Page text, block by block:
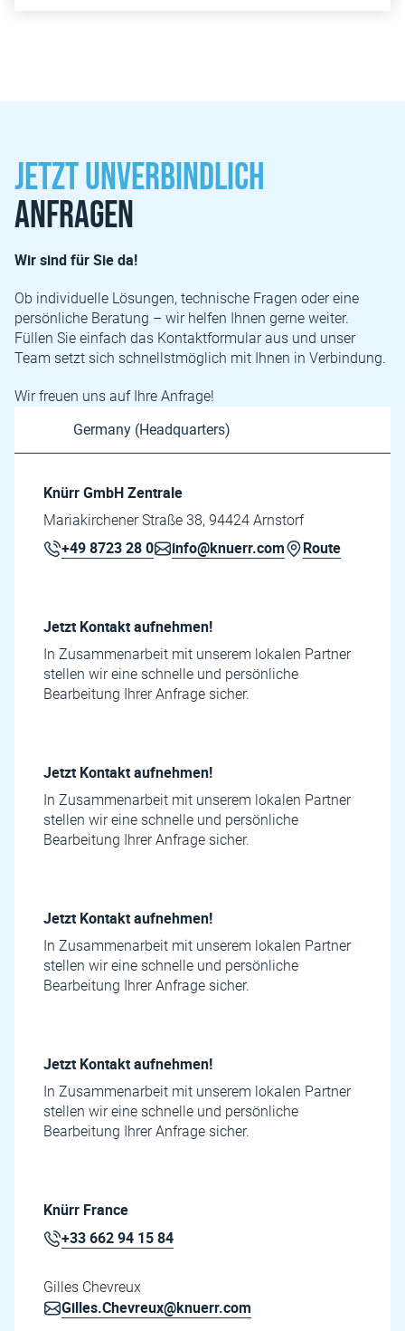
Jetzt unverbindlich
anfragen
Wir sind für Sie da!
Ob individuelle Lösungen, technische Fragen oder eine
persönliche Beratung – wir helfen Ihnen gerne weiter.
Füllen Sie einfach das Kontaktformular aus und unser
Team setzt sich schnellstmöglich mit Ihnen in Verbindung.
Wir freuen uns auf Ihre Anfrage!
Knürr GmbH Zentrale
Mariakirchener Straße 38, 94424 Arnstorf
+49 8723 28 0 info@knuerr.com Route
Jetzt Kontakt aufnehmen!
In Zusammenarbeit mit unserem lokalen Partner
stellen wir eine schnelle und persönliche
Bearbeitung Ihrer Anfrage sicher.
Jetzt Kontakt aufnehmen!
In Zusammenarbeit mit unserem lokalen Partner
stellen wir eine schnelle und persönliche
Bearbeitung Ihrer Anfrage sicher.
Jetzt Kontakt aufnehmen!
In Zusammenarbeit mit unserem lokalen Partner
stellen wir eine schnelle und persönliche
Bearbeitung Ihrer Anfrage sicher.
Jetzt Kontakt aufnehmen!
In Zusammenarbeit mit unserem lokalen Partner
stellen wir eine schnelle und persönliche
Bearbeitung Ihrer Anfrage sicher.
Knürr France
+33 662 94 15 84
Gilles Chevreux
Gilles.Chevreux@knuerr.com